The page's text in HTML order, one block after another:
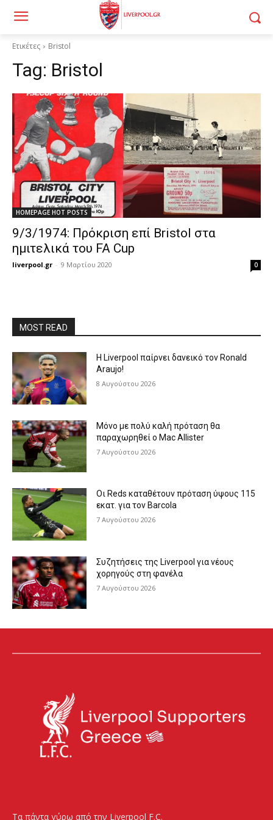
Ετικέτες Bristol
Tag: Bristol
HOMEPAGE HOT POSTS
9/3/1974: Πρόκριση επί Bristol στα
ημιτελικά του FA Cup
liverpool.gr - 9 Μαρτίου 2020 0
MOST READ
Η Liverpool παίρνει δανεικό τον Ronald
Araujo!
8 Αυγούστου 2026
Μόνο με πολύ καλή πρόταση θα
παραχωρηθεί ο Mac Allister
7 Αυγούστου 2026
Οι Reds καταθέτουν πρόταση ύψους 115
εκατ. για τον Barcola
7 Αυγούστου 2026
Συζητήσεις της Liverpool για νέους
χορηγούς στη φανέλα
7 Αυγούστου 2026
Τα πάντα γύρω από την Liverpool F.C.